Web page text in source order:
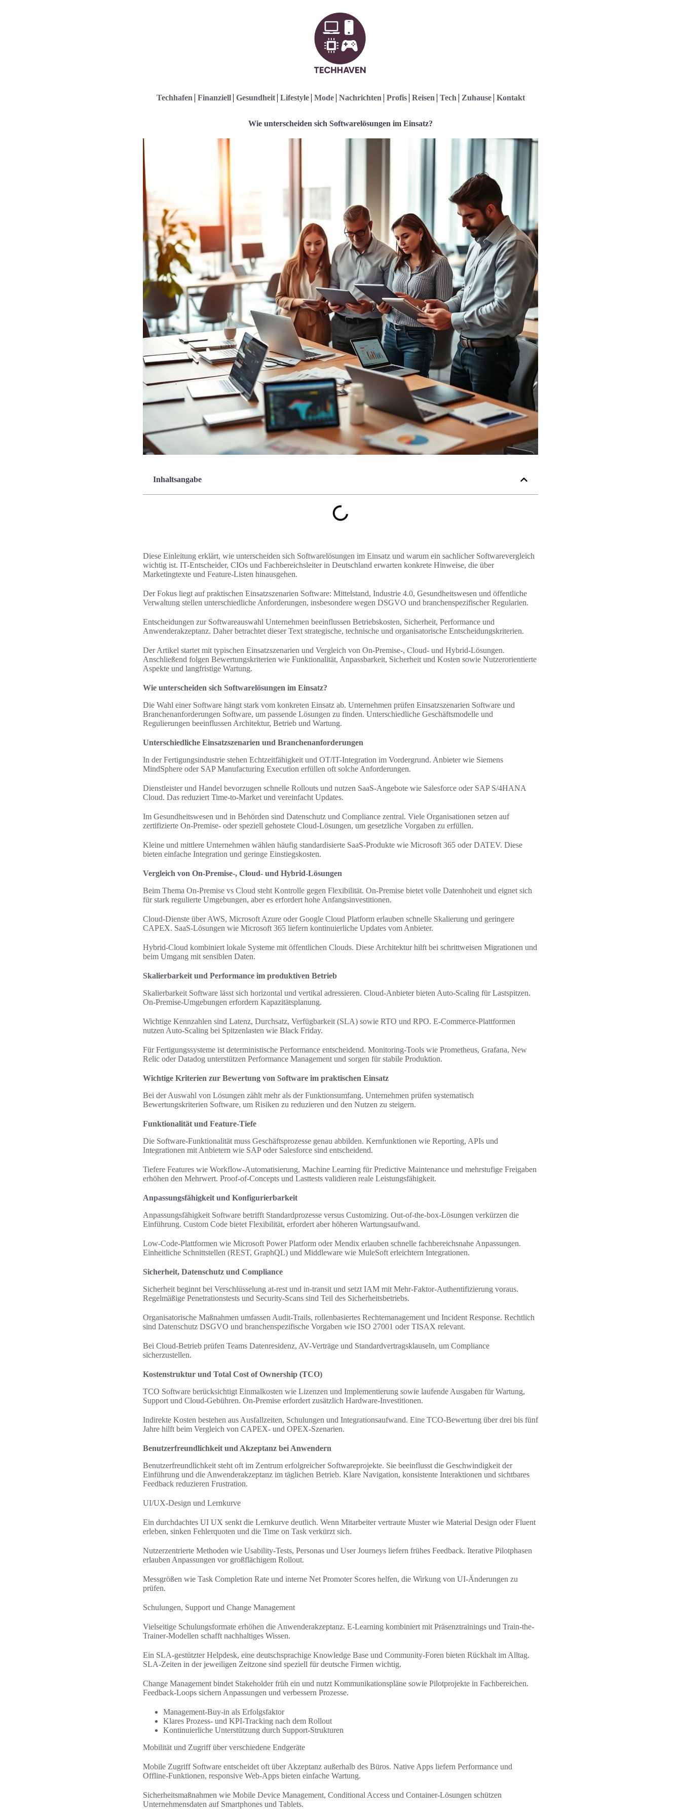
Techhafen Finanziell Gesundheit Lifestyle Mode Nachrichten Profis Reisen Tech Zuhause Kontakt
Wie unterscheiden sich Softwarelösungen im Einsatz?
Inhaltsangabe
Diese Einleitung erklärt, wie unterscheiden sich Softwarelösungen im Einsatz und warum ein sachlicher Softwarevergleich
wichtig ist. IT-Entscheider, CIOs und Fachbereichsleiter in Deutschland erwarten konkrete Hinweise, die über
Marketingtexte und Feature-Listen hinausgehen.
Der Fokus liegt auf praktischen Einsatzszenarien Software: Mittelstand, Industrie 4.0, Gesundheitswesen und öffentliche
Verwaltung stellen unterschiedliche Anforderungen, insbesondere wegen DSGVO und branchenspezifischer Regularien.
Entscheidungen zur Softwareauswahl Unternehmen beeinflussen Betriebskosten, Sicherheit, Performance und
Anwenderakzeptanz. Daher betrachtet dieser Text strategische, technische und organisatorische Entscheidungskriterien.
Der Artikel startet mit typischen Einsatzszenarien und Vergleich von On-Premise-, Cloud- und Hybrid-Lösungen.
Anschließend folgen Bewertungskriterien wie Funktionalität, Anpassbarkeit, Sicherheit und Kosten sowie Nutzerorientierte
Aspekte und langfristige Wartung.
Wie unterscheiden sich Softwarelösungen im Einsatz?
Die Wahl einer Software hängt stark vom konkreten Einsatz ab. Unternehmen prüfen Einsatzszenarien Software und
Branchenanforderungen Software, um passende Lösungen zu finden. Unterschiedliche Geschäftsmodelle und
Regulierungen beeinflussen Architektur, Betrieb und Wartung.
Unterschiedliche Einsatzszenarien und Branchenanforderungen
In der Fertigungsindustrie stehen Echtzeitfähigkeit und OT/IT-Integration im Vordergrund. Anbieter wie Siemens
MindSphere oder SAP Manufacturing Execution erfüllen oft solche Anforderungen.
Dienstleister und Handel bevorzugen schnelle Rollouts und nutzen SaaS-Angebote wie Salesforce oder SAP S/4HANA
Cloud. Das reduziert Time-to-Market und vereinfacht Updates.
Im Gesundheitswesen und in Behörden sind Datenschutz und Compliance zentral. Viele Organisationen setzen auf
zertifizierte On-Premise- oder speziell gehostete Cloud-Lösungen, um gesetzliche Vorgaben zu erfüllen.
Kleine und mittlere Unternehmen wählen häufig standardisierte SaaS-Produkte wie Microsoft 365 oder DATEV. Diese
bieten einfache Integration und geringe Einstiegskosten.
Vergleich von On-Premise-, Cloud- und Hybrid-Lösungen
Beim Thema On-Premise vs Cloud steht Kontrolle gegen Flexibilität. On-Premise bietet volle Datenhoheit und eignet sich
für stark regulierte Umgebungen, aber es erfordert hohe Anfangsinvestitionen.
Cloud-Dienste über AWS, Microsoft Azure oder Google Cloud Platform erlauben schnelle Skalierung und geringere
CAPEX. SaaS-Lösungen wie Microsoft 365 liefern kontinuierliche Updates vom Anbieter.
Hybrid-Cloud kombiniert lokale Systeme mit öffentlichen Clouds. Diese Architektur hilft bei schrittweisen Migrationen und
beim Umgang mit sensiblen Daten.
Skalierbarkeit und Performance im produktiven Betrieb
Skalierbarkeit Software lässt sich horizontal und vertikal adressieren. Cloud-Anbieter bieten Auto-Scaling für Lastspitzen.
On-Premise-Umgebungen erfordern Kapazitätsplanung.
Wichtige Kennzahlen sind Latenz, Durchsatz, Verfügbarkeit (SLA) sowie RTO und RPO. E‑Commerce-Plattformen
nutzen Auto-Scaling bei Spitzenlasten wie Black Friday.
Für Fertigungssysteme ist deterministische Performance entscheidend. Monitoring-Tools wie Prometheus, Grafana, New
Relic oder Datadog unterstützen Performance Management und sorgen für stabile Produktion.
Wichtige Kriterien zur Bewertung von Software im praktischen Einsatz
Bei der Auswahl von Lösungen zählt mehr als der Funktionsumfang. Unternehmen prüfen systematisch
Bewertungskriterien Software, um Risiken zu reduzieren und den Nutzen zu steigern.
Funktionalität und Feature-Tiefe
Die Software-Funktionalität muss Geschäftsprozesse genau abbilden. Kernfunktionen wie Reporting, APIs und
Integrationen mit Anbietern wie SAP oder Salesforce sind entscheidend.
Tiefere Features wie Workflow-Automatisierung, Machine Learning für Predictive Maintenance und mehrstufige Freigaben
erhöhen den Mehrwert. Proof-of-Concepts und Lasttests validieren reale Leistungsfähigkeit.
Anpassungsfähigkeit und Konfigurierbarkeit
Anpassungsfähigkeit Software betrifft Standardprozesse versus Customizing. Out-of-the-box-Lösungen verkürzen die
Einführung. Custom Code bietet Flexibilität, erfordert aber höheren Wartungsaufwand.
Low-Code-Plattformen wie Microsoft Power Platform oder Mendix erlauben schnelle fachbereichsnahe Anpassungen.
Einheitliche Schnittstellen (REST, GraphQL) und Middleware wie MuleSoft erleichtern Integrationen.
Sicherheit, Datenschutz und Compliance
Sicherheit beginnt bei Verschlüsselung at-rest und in-transit und setzt IAM mit Mehr-Faktor-Authentifizierung voraus.
Regelmäßige Penetrationstests und Security-Scans sind Teil des Sicherheitsbetriebs.
Organisatorische Maßnahmen umfassen Audit-Trails, rollenbasiertes Rechtemanagement und Incident Response. Rechtlich
sind Datenschutz DSGVO und branchenspezifische Vorgaben wie ISO 27001 oder TISAX relevant.
Bei Cloud-Betrieb prüfen Teams Datenresidenz, AV-Verträge und Standardvertragsklauseln, um Compliance
sicherzustellen.
Kostenstruktur und Total Cost of Ownership (TCO)
TCO Software berücksichtigt Einmalkosten wie Lizenzen und Implementierung sowie laufende Ausgaben für Wartung,
Support und Cloud-Gebühren. On-Premise erfordert zusätzlich Hardware-Investitionen.
Indirekte Kosten bestehen aus Ausfallzeiten, Schulungen und Integrationsaufwand. Eine TCO-Bewertung über drei bis fünf
Jahre hilft beim Vergleich von CAPEX- und OPEX-Szenarien.
Benutzerfreundlichkeit und Akzeptanz bei Anwendern
Benutzerfreundlichkeit steht oft im Zentrum erfolgreicher Softwareprojekte. Sie beeinflusst die Geschwindigkeit der
Einführung und die Anwenderakzeptanz im täglichen Betrieb. Klare Navigation, konsistente Interaktionen und sichtbares
Feedback reduzieren Frustration.
UI/UX-Design und Lernkurve
Ein durchdachtes UI UX senkt die Lernkurve deutlich. Wenn Mitarbeiter vertraute Muster wie Material Design oder Fluent
erleben, sinken Fehlerquoten und die Time on Task verkürzt sich.
Nutzerzentrierte Methoden wie Usability-Tests, Personas und User Journeys liefern frühes Feedback. Iterative Pilotphasen
erlauben Anpassungen vor großflächigem Rollout.
Messgrößen wie Task Completion Rate und interne Net Promoter Scores helfen, die Wirkung von UI-Änderungen zu
prüfen.
Schulungen, Support und Change Management
Vielseitige Schulungsformate erhöhen die Anwenderakzeptanz. E-Learning kombiniert mit Präsenztrainings und Train-the-
Trainer-Modellen schafft nachhaltiges Wissen.
Ein SLA-gestützter Helpdesk, eine deutschsprachige Knowledge Base und Community-Foren bieten Rückhalt im Alltag.
SLA-Zeiten in der jeweiligen Zeitzone sind speziell für deutsche Firmen wichtig.
Change Management bindet Stakeholder früh ein und nutzt Kommunikationspläne sowie Pilotprojekte in Fachbereichen.
Feedback-Loops sichern Anpassungen und verbessern Prozesse.
Management-Buy-in als Erfolgsfaktor
Klares Prozess- und KPI-Tracking nach dem Rollout
Kontinuierliche Unterstützung durch Support-Strukturen
Mobilität und Zugriff über verschiedene Endgeräte
Mobile Zugriff Software entscheidet oft über Akzeptanz außerhalb des Büros. Native Apps liefern Performance und
Offline-Funktionen, responsive Web-Apps bieten einfache Wartung.
Sicherheitsmaßnahmen wie Mobile Device Management, Conditional Access und Container-Lösungen schützen
Unternehmensdaten auf Smartphones und Tablets.